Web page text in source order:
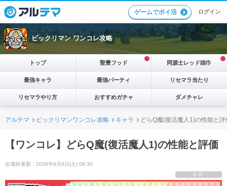
ゲームでポイ活 ログイン
ビックリマン ワンコレ攻略
トップ 聖豊フッド 同源士レッド頭巾
最強キャラ 最強パーティ リセマラ当たり
リセマラやり方 おすすめガチャ ダメチャレ
アルテマ ビックリマンワンコレ攻略 キャラ どらQ魔(復活魔人1)の性能と評
【ワンコレ】どらQ魔(復活魔人1)の性能と評価
最終更新：2026年8月8日(土) 09:30
PR